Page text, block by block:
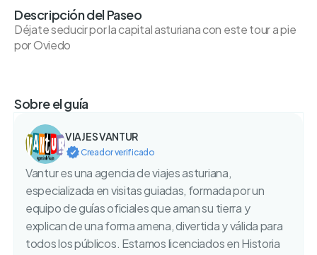
Descripción del Paseo
Déjate seducir por la capital asturiana con este tour a pie
por Oviedo
Sobre el guía
VIAJES VANTUR
Creador verificado
Vantur es una agencia de viajes asturiana,
especializada en visitas guiadas, formada por un
equipo de guías oficiales que aman su tierra y
explican de una forma amena, divertida y válida para
todos los públicos. Estamos licenciados en Historia